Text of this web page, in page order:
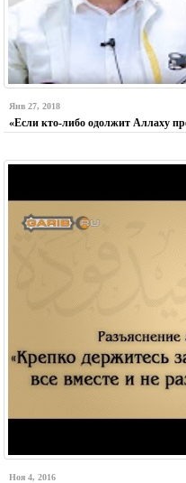
Янв 27, 2018
«Если кто-либо одолжит Аллаху
Ноя 4, 2016